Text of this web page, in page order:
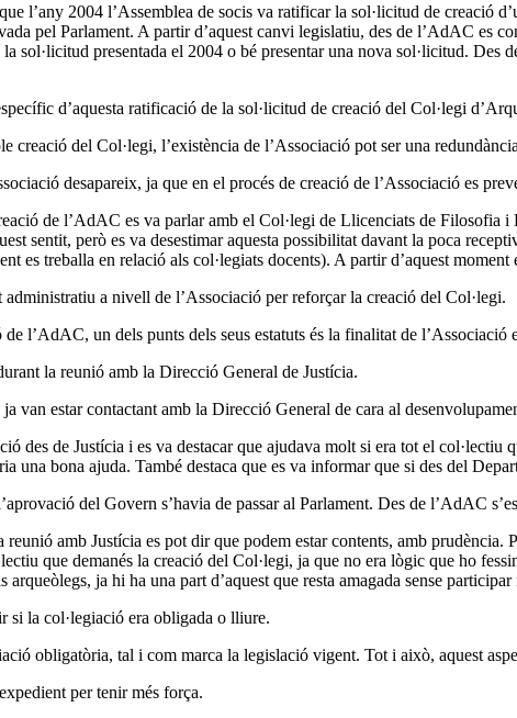
l’any 2004 l’Assemblea de socis va ratificar la sol·licitud de creació
pel Parlament. A partir d’aquest canvi legislatiu, des de l’AdAC es
sol·licitud presentada el 2004 o bé presentar una nova sol·licitud. Des
d’aquesta ratificació de la sol·licitud de creació del Col·legi
creació del Col·legi, l’existència de l’Associació pot ser una
desapareix, ja que en el procés de creació de l’Associació es
de l’AdAC es va parlar amb el Col·legi de Llicenciats de
sentit, però es va desestimar aquesta possibilitat davant la poca
es treballa en relació als col·legiats docents). A partir d’aquest
a nivell de l’Associació per reforçar la creació del Col·legi.
l’AdAC, un dels punts dels seus estatuts és la finalitat de l’Associació
la reunió amb la Direcció General de Justícia.
van estar contactant amb la Direcció General de cara al
des de Justícia i es va destacar que ajudava molt si era tot el
una bona ajuda. També destaca que es va informar que si des del
del Govern s’havia de passar al Parlament. Des de l’AdAC
amb Justícia es pot dir que podem estar contents, amb
que demanés la creació del Col·legi, ja que no era lògic que ho
ja hi ha una part d’aquest que resta amagada sense
si la col·legiació era obligada o lliure.
obligatòria, tal i com marca la legislació vigent. Tot i això, aquest
per tenir més força.